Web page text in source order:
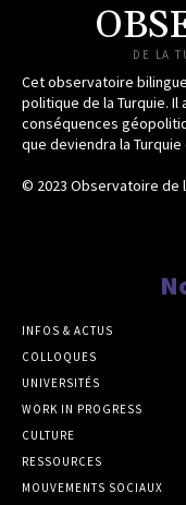
DE LA
Cet observatoire
politique de la Turquie.
conséquences
que deviendra la Turquie
© 2023 Observatoire de
INFOS & ACTUS
COLLOQUES
UNIVERSITÉS
WORK IN PROGRESS
CULTURE
RESSOURCES
MOUVEMENTS SOCIAUX